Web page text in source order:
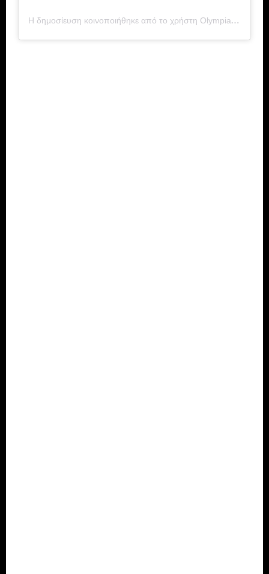
Η δημοσίευση κοινοποιήθηκε από το χρήστη Olympiacos Piraeus (@olympiacossfp)